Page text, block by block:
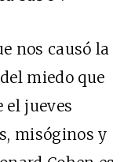
nos causó la
miedo que
el jueves
misóginos y